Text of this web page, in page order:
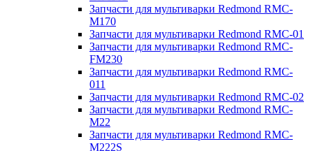
Запчасти для мультиварки Redmond RMC-
M170
Запчасти для мультиварки Redmond RMC-01
Запчасти для мультиварки Redmond RMC-
FM230
Запчасти для мультиварки Redmond RMC-
011
Запчасти для мультиварки Redmond RMC-02
Запчасти для мультиварки Redmond RMC-
M22
Запчасти для мультиварки Redmond RMC-
M222S